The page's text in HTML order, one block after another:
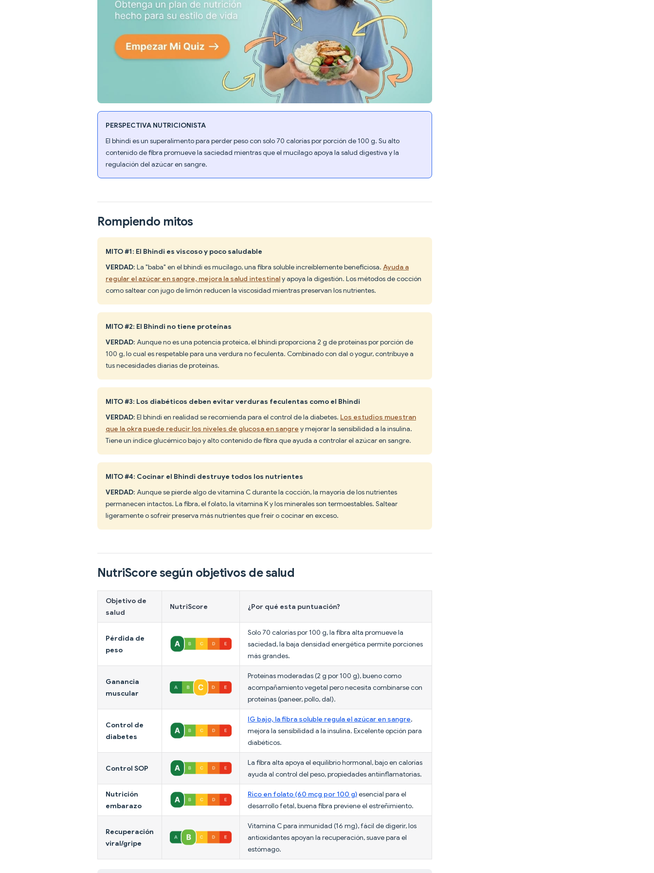
PERSPECTIVA NUTRICIONISTA
El bhindi es un superalimento para perder peso con solo 70 calorías por porción de 100 g. Su alto
contenido de fibra promueve la saciedad mientras que el mucílago apoya la salud digestiva y la
regulación del azúcar en sangre.
Rompiendo mitos
MITO #1: El Bhindi es viscoso y poco saludable
VERDAD: La "baba" en el bhindi es mucílago, una fibra soluble increíblemente beneficiosa. Ayuda a
regular el azúcar en sangre, mejora la salud intestinaly apoya la digestión. Los métodos de cocción
como saltear con jugo de limón reducen la viscosidad mientras preservan los nutrientes.
MITO #2: El Bhindi no tiene proteínas
VERDAD: Aunque no es una potencia proteica, el bhindi proporciona 2 g de proteínas por porción de
100 g, lo cual es respetable para una verdura no feculenta. Combinado con dal o yogur, contribuye a
tus necesidades diarias de proteínas.
MITO #3: Los diabéticos deben evitar verduras feculentas como el Bhindi
VERDAD: El bhindi en realidad se recomienda para el control de la diabetes. Los estudios muestran
que la okra puede reducir los niveles de glucosa en sangre y mejorar la sensibilidad a la insulina.
Tiene un índice glucémico bajo y alto contenido de fibra que ayuda a controlar el azúcar en sangre.
MITO #4: Cocinar el Bhindi destruye todos los nutrientes
VERDAD: Aunque se pierde algo de vitamina C durante la cocción, la mayoría de los nutrientes
permanecen intactos. La fibra, el folato, la vitamina K y los minerales son termoestables. Saltear
ligeramente o sofreír preserva más nutrientes que freír o cocinar en exceso.
NutriScore según objetivos de salud
Objetivo de
salud
NutriScore ¿Por qué esta puntuación?
Pérdida de
peso
Solo 70 calorías por 100 g, la fibra alta promueve la
saciedad, la baja densidad energética permite porciones
más grandes.
Ganancia
muscular
Proteínas moderadas (2 g por 100 g), bueno como
acompañamiento vegetal pero necesita combinarse con
proteínas (paneer, pollo, dal).
Control de
diabetes
IG bajo, la fibra soluble regula el azúcar en sangre,
mejora la sensibilidad a la insulina. Excelente opción para
diabéticos.
Control SOP
La fibra alta apoya el equilibrio hormonal, bajo en calorías
ayuda al control del peso, propiedades antiinflamatorias.
Nutrición
embarazo
Rico en folato (60 mcg por 100 g)esencial para el
desarrollo fetal, buena fibra previene el estreñimiento.
Recuperación
viral/gripe
Vitamina C para inmunidad (16 mg), fácil de digerir, los
antioxidantes apoyan la recuperación, suave para el
estómago.